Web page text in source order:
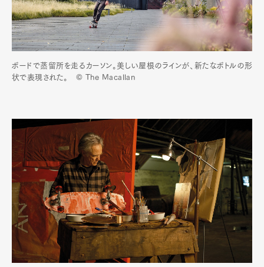
ボードで蒸留所を走るカーソン。美しい屋根のラインが、新たなボトルの形
状で表現された。 © The Macallan